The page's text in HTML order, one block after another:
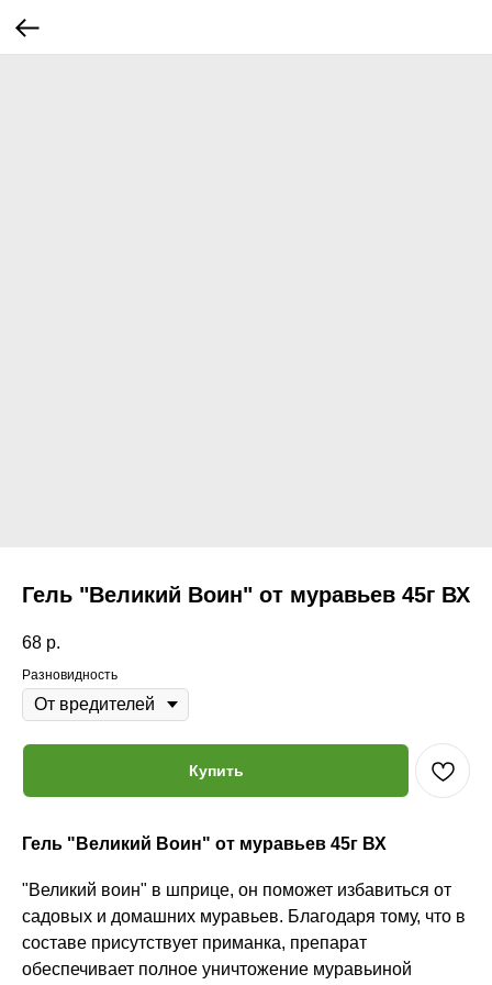
Гель "Великий Воин" от муравьев 45г ВХ
68 р.
Разновидность
Купить
Гель "Великий Воин" от муравьев 45г ВХ
"Великий воин" в шприце, он поможет избавиться от
садовых и домашних муравьев. Благодаря тому, что в
составе присутствует приманка, препарат
обеспечивает полное уничтожение муравьиной